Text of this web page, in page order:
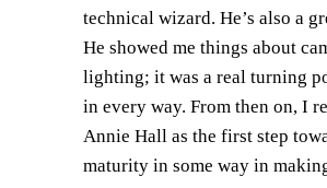
technical wizard. He’s also a
He showed me things about
lighting; it was a real turning
in every way. From then on, I
Annie Hall as the first step
maturity in some way in